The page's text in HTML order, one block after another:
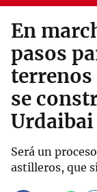
En
pasos
terrenos
se
Urdaibai
Será un
astilleros, que